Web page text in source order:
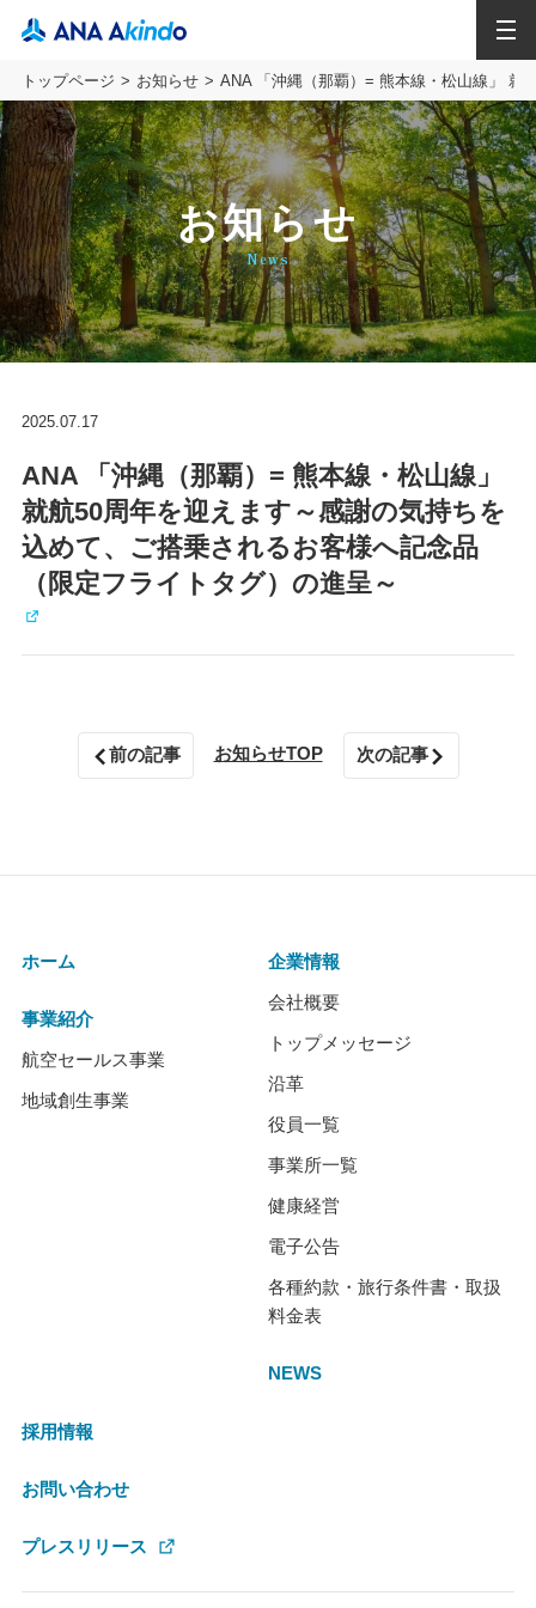
トップページ お知らせ ANA 「沖縄（那覇）= 熊本線・松山線」 就
お知らせ
News
2025.07.17
ANA 「沖縄（那覇）= 熊本線・松山線」
就航50周年を迎えます～感謝の気持ちを
込めて、ご搭乗されるお客様へ記念品
（限定フライトタグ）の進呈～
前の記事 お知らせTOP 次の記事
ホーム
事業紹介
航空セールス事業
地域創生事業
企業情報
会社概要
トップメッセージ
沿革
役員一覧
事業所一覧
健康経営
電子公告
各種約款・旅行条件書・取扱
料金表
NEWS
採用情報
お問い合わせ
プレスリリース